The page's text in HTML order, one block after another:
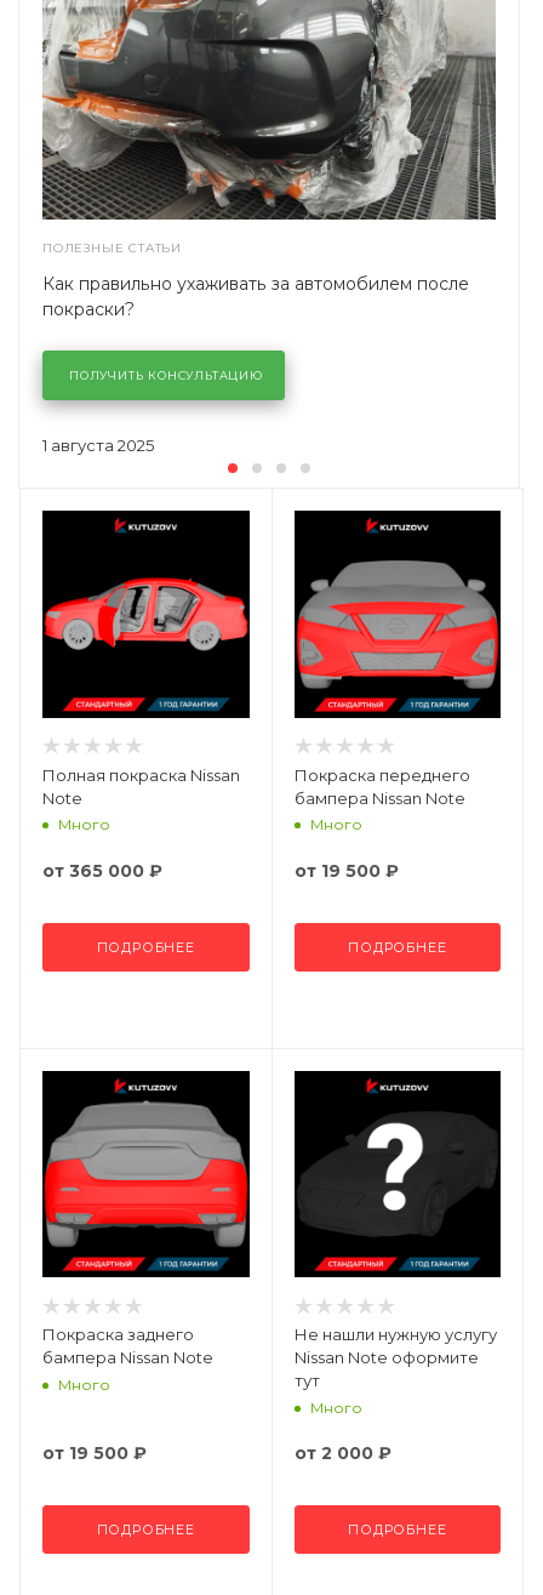
ПОЛЕЗНЫЕ СТАТЬИ
1 августа 2025
Как правильно ухаживать за автомобилем после
покраски?
ПОЛУЧИТЬ КОНСУЛЬТАЦИЮ
Полная покраска Nissan
Note
Много
от 365 000 ₽
ПОДРОБНЕЕ
Покраска переднего
бампера Nissan Note
Много
от 19 500 ₽
ПОДРОБНЕЕ
Покраска заднего
бампера Nissan Note
Много
от 19 500 ₽
ПОДРОБНЕЕ
Не нашли нужную услугу
Nissan Note оформите
тут
Много
от 2 000 ₽
ПОДРОБНЕЕ